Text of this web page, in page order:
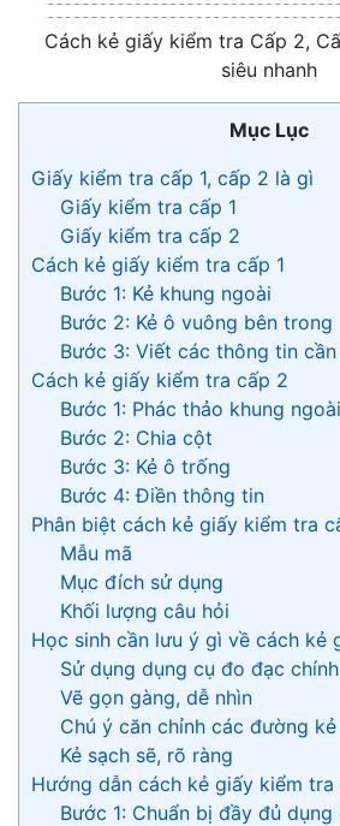
Cách kẻ giấy kiểm tra Cấp 2,
siêu nhanh
Mục Lục
Giấy kiểm tra cấp 1, cấp 2 là gì
Giấy kiểm tra cấp 1
Giấy kiểm tra cấp 2
Cách kẻ giấy kiểm tra cấp 1
Bước 1: Kẻ khung ngoài
Bước 2: Kẻ ô vuông bên trong
Bước 3: Viết các thông tin
Cách kẻ giấy kiểm tra cấp 2
Bước 1: Phác thảo khung ngoài
Bước 2: Chia cột
Bước 3: Kẻ ô trống
Bước 4: Điền thông tin
Phân biệt cách kẻ giấy kiểm tra
Mẫu mã
Mục đích sử dụng
Khối lượng câu hỏi
Học sinh cần lưu ý gì về cách kẻ
Sử dụng dụng cụ đo đạc
Vẽ gọn gàng, dễ nhìn
Chú ý căn chỉnh các đường kẻ
Kẻ sạch sẽ, rõ ràng
Hướng dẫn cách kẻ giấy kiểm tra
Bước 1: Chuẩn bị đầy đủ dụng